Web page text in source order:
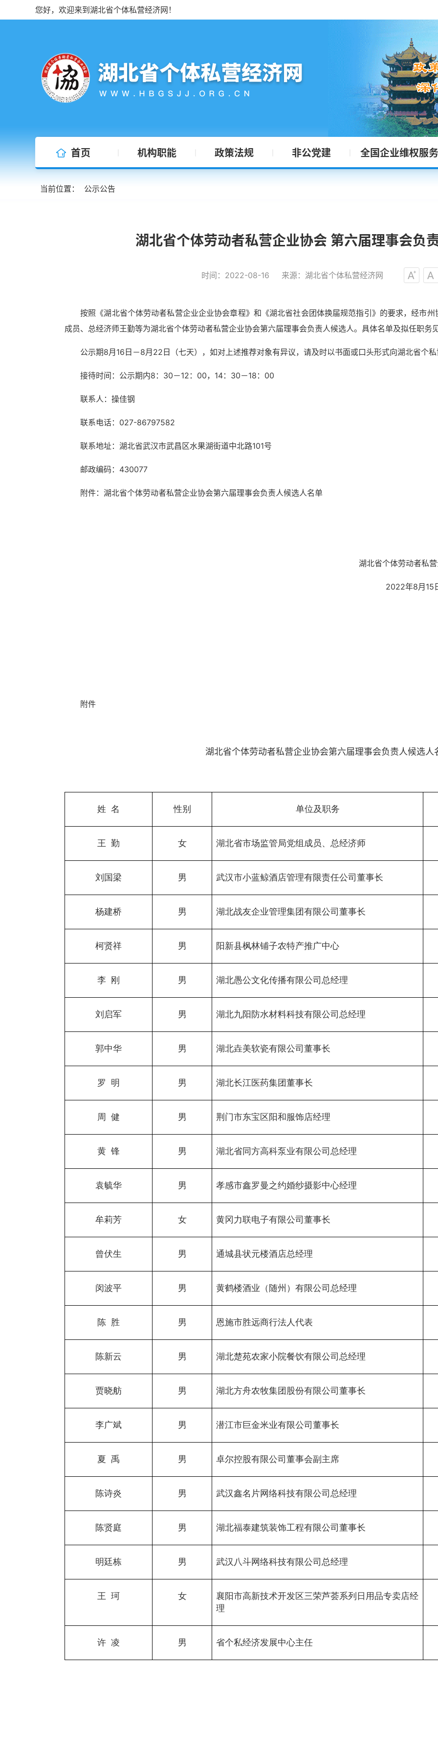
您好，欢迎来到湖北省个体私营经济网！
首页 机构职能 政策法规 非公党建 全国企业维权服
当前位置： 公示公告
湖北省个体劳动者私营企业协会 第六届理事会负
时间： 2022-08-16 来源： 湖北省个体私营经济网
按照《湖北省个体劳动者私营企业企业协会章程》和《湖北省社会团体换届规范指引》的要求，经市
成员、总经济师王勤等为湖北省个体劳动者私营企业协会第六届理事会负责人候选人。具体名单及拟任职务
公示期8月16日－8月22日（七天），如对上述推荐对象有异议，请及时以书面或口头形式向湖北省个
接待时间：公示期内8：30－12：00， 14：30－18：00
联系人：操佳钢
联系电话： 027-86797582
联系地址：湖北省武汉市武昌区水果湖街道中北路101号
邮政编码： 430077
附件： 湖北省个体劳动者私营企业协会第六届理事会负责人候选人名单
湖北省个体劳动者私营企业
2022年8月15
附件
湖北省个体劳动者私营企业协会第六届理事会负责人候选人
姓 名 性别 单位及职务
王 勤 女 湖北省市场监管局党组成员、总经济师
刘国梁 男 武汉市小蓝鲸酒店管理有限责任公司董事长
杨建桥 男 湖北战友企业管理集团有限公司董事长
柯贤祥 男 阳新县枫林铺子农特产推广中心
李 刚 男 湖北愚公文化传播有限公司总经理
刘启军 男 湖北九阳防水材料科技有限公司总经理
郭中华 男 湖北垚美软瓷有限公司董事长
罗 明 男 湖北长江医药集团董事长
周 健 男 荆门市东宝区阳和服饰店经理
黄 锋 男 湖北省同方高科泵业有限公司总经理
袁毓华 男 孝感市鑫罗曼之约婚纱摄影中心经理
牟莉芳 女 黄冈力联电子有限公司董事长
曾伏生 男 通城县状元楼酒店总经理
闵波平 男 黄鹤楼酒业（随州）有限公司总经理
陈 胜 男 恩施市胜远商行法人代表
陈新云 男 湖北楚苑农家小院餐饮有限公司总经理
贾晓舫 男 湖北方舟农牧集团股份有限公司董事长
李广斌 男 潜江市巨金米业有限公司董事长
夏 禹 男 卓尔控股有限公司董事会副主席
陈诗炎 男 武汉鑫名片网络科技有限公司总经理
陈贤庭 男 湖北福泰建筑装饰工程有限公司董事长
明廷栋 男 武汉八斗网络科技有限公司总经理
王 珂 女
襄阳市高新技术开发区三荣芦荟系列日用品专卖店经
理
许 凌 男 省个私经济发展中心主任